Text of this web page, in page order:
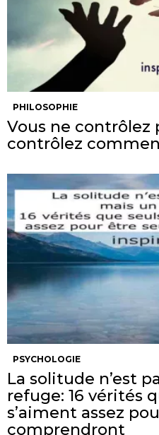
PHILOSOPHIE
Vous ne contrôlez
contrôlez
PSYCHOLOGIE
La solitude n’est
refuge: 16 vérités
s’aiment assez
comprendront